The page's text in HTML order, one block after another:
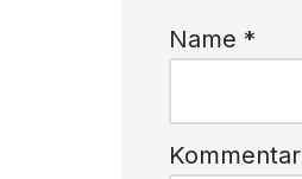
Name *
Kommentar